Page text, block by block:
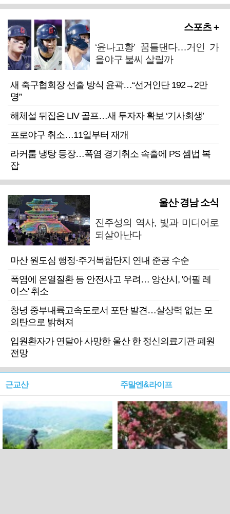
스포츠 +
‘윤나고황’ 꿈틀댄다…거인 가
을야구 불씨 살릴까
새 축구협회장 선출 방식 윤곽…“선거인단 192→2만
명”
해체설 뒤집은 LIV 골프…새 투자자 확보 ‘기사회생’
프로야구 취소…11일부터 재개
라커룸 냉탕 등장…폭염 경기취소 속출에 PS 셈법 복
잡
울산·경남 소식
진주성의 역사, 빛과 미디어로
되살아난다
마산 원도심 행정·주거복합단지 연내 준공 수순
폭염에 온열질환 등 안전사고 우려… 양산시, '어필 레
이스' 취소
창녕 중부내륙고속도로서 포탄 발견…살상력 없는 모
의탄으로 밝혀져
입원환자가 연달아 사망한 울산 한 정신의료기관 폐원
전망
근교산 주말엔&라이프